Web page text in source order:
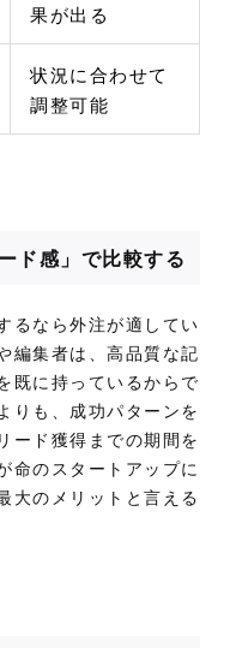
果が出る
状況に合わせて
調整可能
ド感」で比較する
るなら外注が適してい
編集者は、高品質な記
既に持っているからで
りも、成功パターンを
ード獲得までの期間を
命のスタートアップに
大のメリットと言える